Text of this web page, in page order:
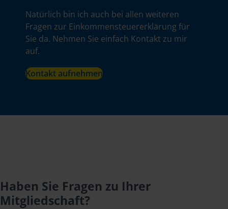
Natürlich bin ich auch bei allen weiteren
Fragen zur Einkommensteuererklärung für
Sie da. Nehmen Sie einfach Kontakt zu mir
auf.
Kontakt aufnehmen
Haben Sie Fragen zu Ihrer
Mitgliedschaft?